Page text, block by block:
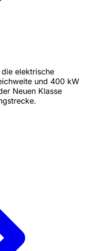
elektrische
und 400 kW
Neuen Klasse